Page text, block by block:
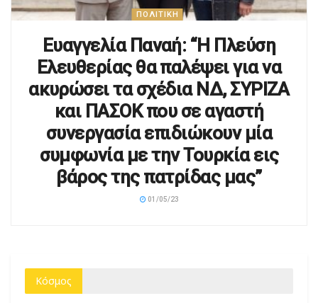
Ευαγγελία Παναή: “Η Πλεύση
Ελευθερίας θα παλέψει για να
ακυρώσει τα σχέδια ΝΔ, ΣΥΡΙΖΑ
και ΠΑΣΟΚ που σε αγαστή
συνεργασία επιδιώκουν μία
συμφωνία με την Τουρκία εις
βάρος της πατρίδας μας”
01/05/23